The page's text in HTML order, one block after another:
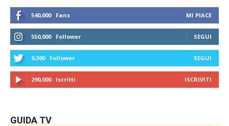
540,000 Fans MI PIACE
550,000 Follower SEGUI
9,300 Follower SEGUI
290,000 Iscritti ISCRIVITI
GUIDA TV